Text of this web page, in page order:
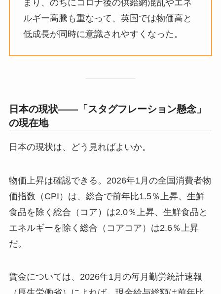
まり、のちにコロナ後の供給網混乱やエネ
ルギー高騰も重なって、英国では物価高と
低成長が同時に意識されやすくなった。
日本の現状——「スタグフレーション懸念」
の現在地
日本の現状は、どう見ればよいか。
物価上昇は確認できる。2026年1月の全国消費者物
価指数（CPI）は、総合で前年比1.5％上昇、生鮮
食品を除く総合（コア）は2.0％上昇、生鮮食品と
エネルギーを除く総合（コアコア）は2.6％上昇
だ。
賃金については、2026年1月の毎月勤労統計速報